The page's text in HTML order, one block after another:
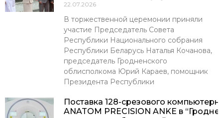
22.07.2026
В торжественной церемонии приняли
участие Председатель Совета
Республики Национального собрания
Республики Беларусь Наталья Кочанова,
председатель Гродненского
облисполкома Юрий Караев, помощник
Президента Республики
Поставка 128-срезового
ANATOM PRECISION ANKE в